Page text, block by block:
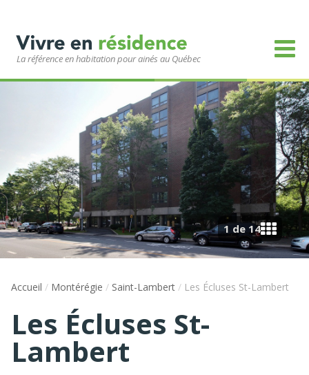
La référence en habitation pour ainés au Québec
1 de 14
Accueil / Montérégie / Saint-Lambert / Les Écluses St-Lambert
Les Écluses St-
Lambert